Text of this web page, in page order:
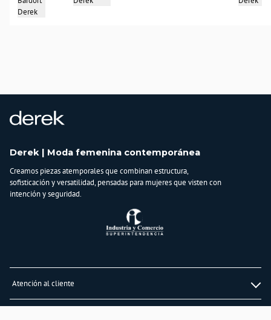
Derek
Derek | Moda femenina contemporánea
Creamos piezas atemporales que combinan estructura,
sofisticación y versatilidad, pensadas para mujeres que visten con
intención y seguridad.
Atención al cliente